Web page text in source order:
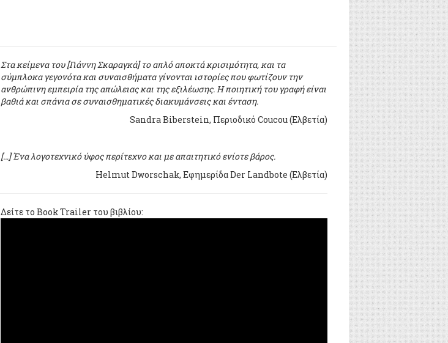
Στα κείμενα του [Γιάννη Σκαραγκά] το απλό αποκτά κρισιμότητα, και τα
σύμπλοκα γεγονότα και συναισθήματα γίνονται ιστορίες που φωτίζουν την
ανθρώπινη εμπειρία της απώλειας και της εξιλέωσης. Η ποιητική του γραφή είναι
βαθιά και σπάνια σε συναισθηματικές διακυμάνσεις και ένταση.
Sandra Biberstein, Περιοδικό Coucou (Ελβετία)
[…] Ένα λογοτεχνικό ύφος περίτεχνο και με απαιτητικό ενίοτε βάρος.
Helmut Dworschak, Εφημερίδα Der Landbote (Ελβετία)
Δείτε το Book Trailer του βιβλίου: